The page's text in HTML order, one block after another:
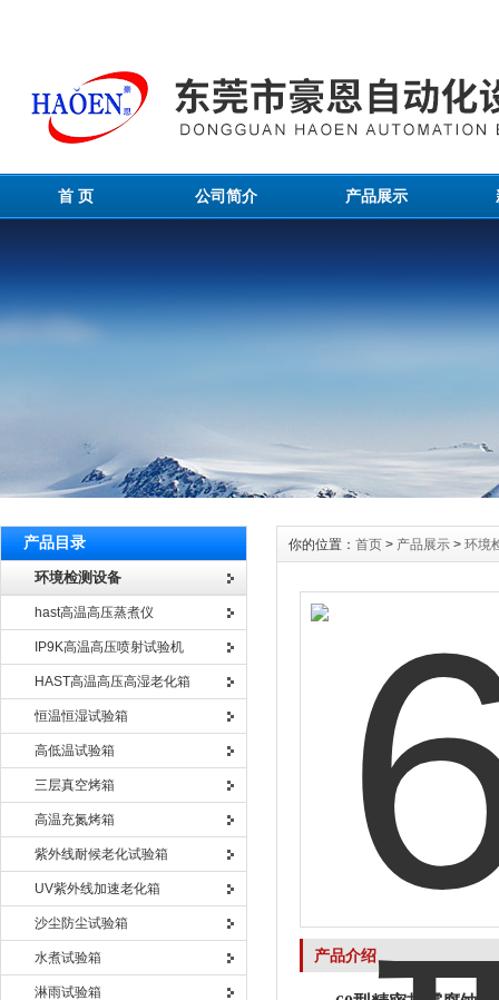
首 页 公司简介 产品展示
产品目录
环境检测设备
hast高温高压蒸煮仪
IP9K高温高压喷射试验机
HAST高温高压高湿老化箱
恒温恒湿试验箱
高低温试验箱
三层真空烤箱
高温充氮烤箱
紫外线耐候老化试验箱
UV紫外线加速老化箱
沙尘防尘试验箱
水煮试验箱
淋雨试验箱
你的位置： 首页 > 产品展示 > 环境
产品介绍